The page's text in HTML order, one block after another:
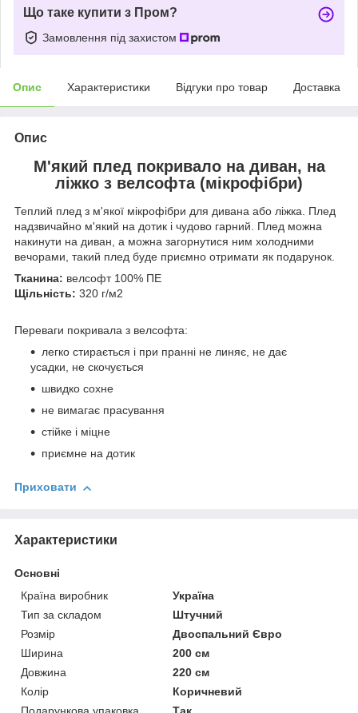
Що таке купити з Пром?
Замовлення під захистом
Опис Характеристики Відгуки про товар Доставка
Опис
М'який плед покривало на диван, на
ліжко з велсофта (мікрофібри)
Теплий плед з м'якої мікрофібри для дивана або ліжка. Плед
надзвичайно м'який на дотик і чудово гарний. Плед можна
накинути на диван, а можна загорнутися ним холодними
вечорами, такий плед буде приємно отримати як подарунок.
Тканина: велсофт 100% ПЕ
Щільність: 320 г/м2
Переваги покривала з велсофта:
легко стирається і при пранні не линяє, не дає
усадки, не скочується
швидко сохне
не вимагає прасування
стійке і міцне
приємне на дотик
Приховати
Характеристики
Основні
Країна виробник
Україна
Тип за складом
Штучний
Розмір
Двоспальний Євро
Ширина
200 см
Довжина
220 см
Колір
Коричневий
Подарункова упаковка
Так